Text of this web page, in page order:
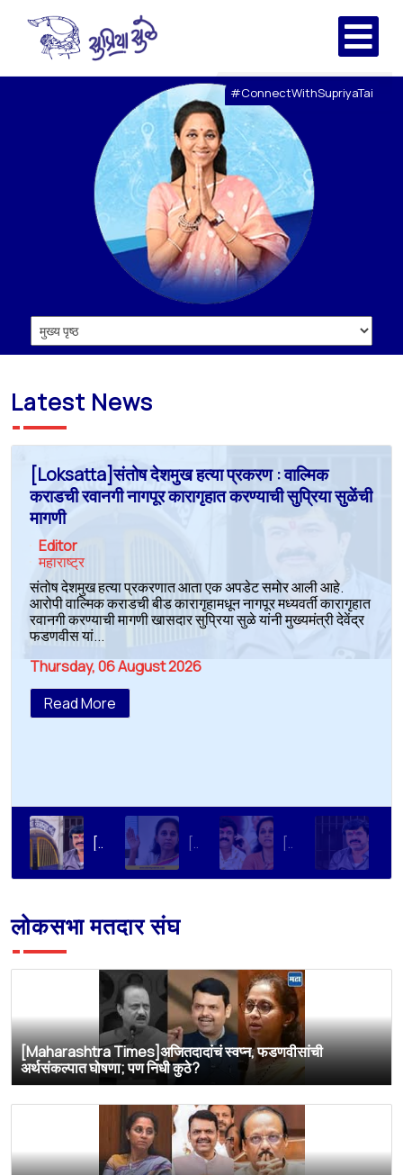
#ConnectWithSupriyaTai
Latest News
[Loksatta]संतोष देशमुख हत्या प्रकरण : वाल्मिक
कराडची रवानगी नागपूर कारागृहात करण्याची सुप्रिया सुळेंची
मागणी
Editor
महाराष्ट्र
संतोष देशमुख हत्या प्रकरणात आता एक अपडेट समोर आली आहे.
आरोपी वाल्मिक कराडची बीड कारागृहामधून नागपूर मध्यवर्ती कारागृहात
रवानगी करण्याची मागणी खासदार सुप्रिया सुळे यांनी मुख्यमंत्री देवेंद्र
फडणवीस यां...
Thursday, 06 August 2026
Read More
[Loksatta]संतोष देशमुख हत्या प्रकरण : वाल्मिक कराडची रवानगी नागपूर कारागृहात करण्याची सुप्रिया सुळेंची मागणी [Dainik Prabhat]‘वाल्मिक कराडला बीड कारागृहातून नागपूरला हलवा’; सुप्रिया सुळेंची मुख्यमंत्र्यांकडे मोठी मागणी [Deshonnati]वाल्मिक कराडला बीड कारागृहातून नागपूरला हलवणार? सुप्रिया सुळे यांची मुख्यमंत्र्यांकडे मोठी मागणी
लोकसभा मतदार संघ
[Maharashtra Times]अजितदादांचं स्वप्न, फडणवीसांची
अर्थसंकल्पात घोषणा; पण निधी कुठे?